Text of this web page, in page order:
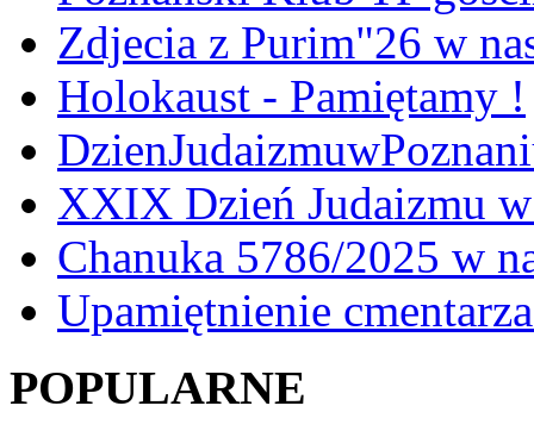
Zdjecia z Purim"26 w
Holokaust - Pamiętamy !
XXIX Dzień Judaizmu
Chanuka 5786/2025 w
Upamiętnienie
POPULARNE